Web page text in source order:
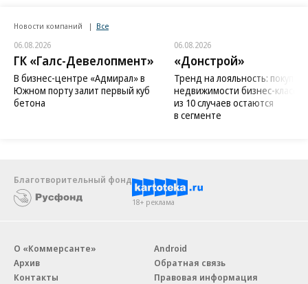
Новости компаний Все
06.08.2026
ГК «Галс-Девелопмент»
В бизнес-центре «Адмирал» в
Южном порту залит первый куб
бетона
06.08.2026
«Донстрой»
Тренд на лояльность:
недвижимости бизнес-класса
из 10 случаев остаются
в сегменте
Благотворительный фонд
18+ реклама
О «Коммерсанте»
Архив
Контакты
Android
Обратная связь
Правовая информация